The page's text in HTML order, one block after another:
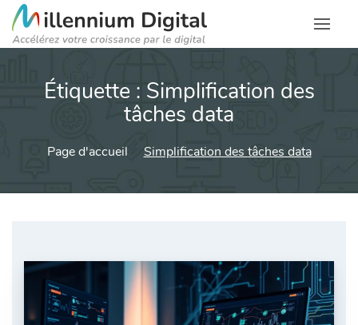
Étiquette : Simplification des
tâches data
Page d'accueil Simplification des tâches data